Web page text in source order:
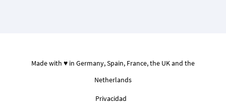
Made with ♥ in Germany, Spain, France, the UK and the
Netherlands
Privacidad